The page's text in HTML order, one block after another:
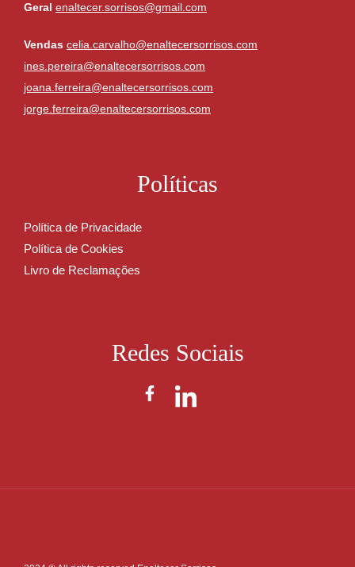
Geral enaltecer.sorrisos@gmail.com
Vendas celia.carvalho@enaltecersorrisos.com
ines.pereira@enaltecersorrisos.com
joana.ferreira@enaltecersorrisos.com
jorge.ferreira@enaltecersorrisos.com
Políticas
Política de Privacidade
Política de Cookies
Livro de Reclamações
Redes Sociais